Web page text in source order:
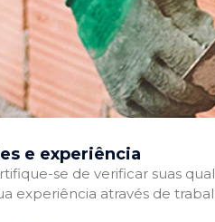
e experiência
se de verificar suas
experiência através de